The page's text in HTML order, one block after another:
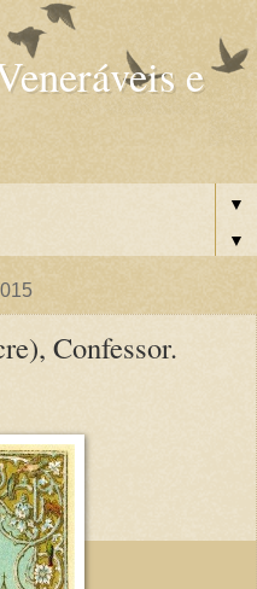
e
▼
▼
Confessor.